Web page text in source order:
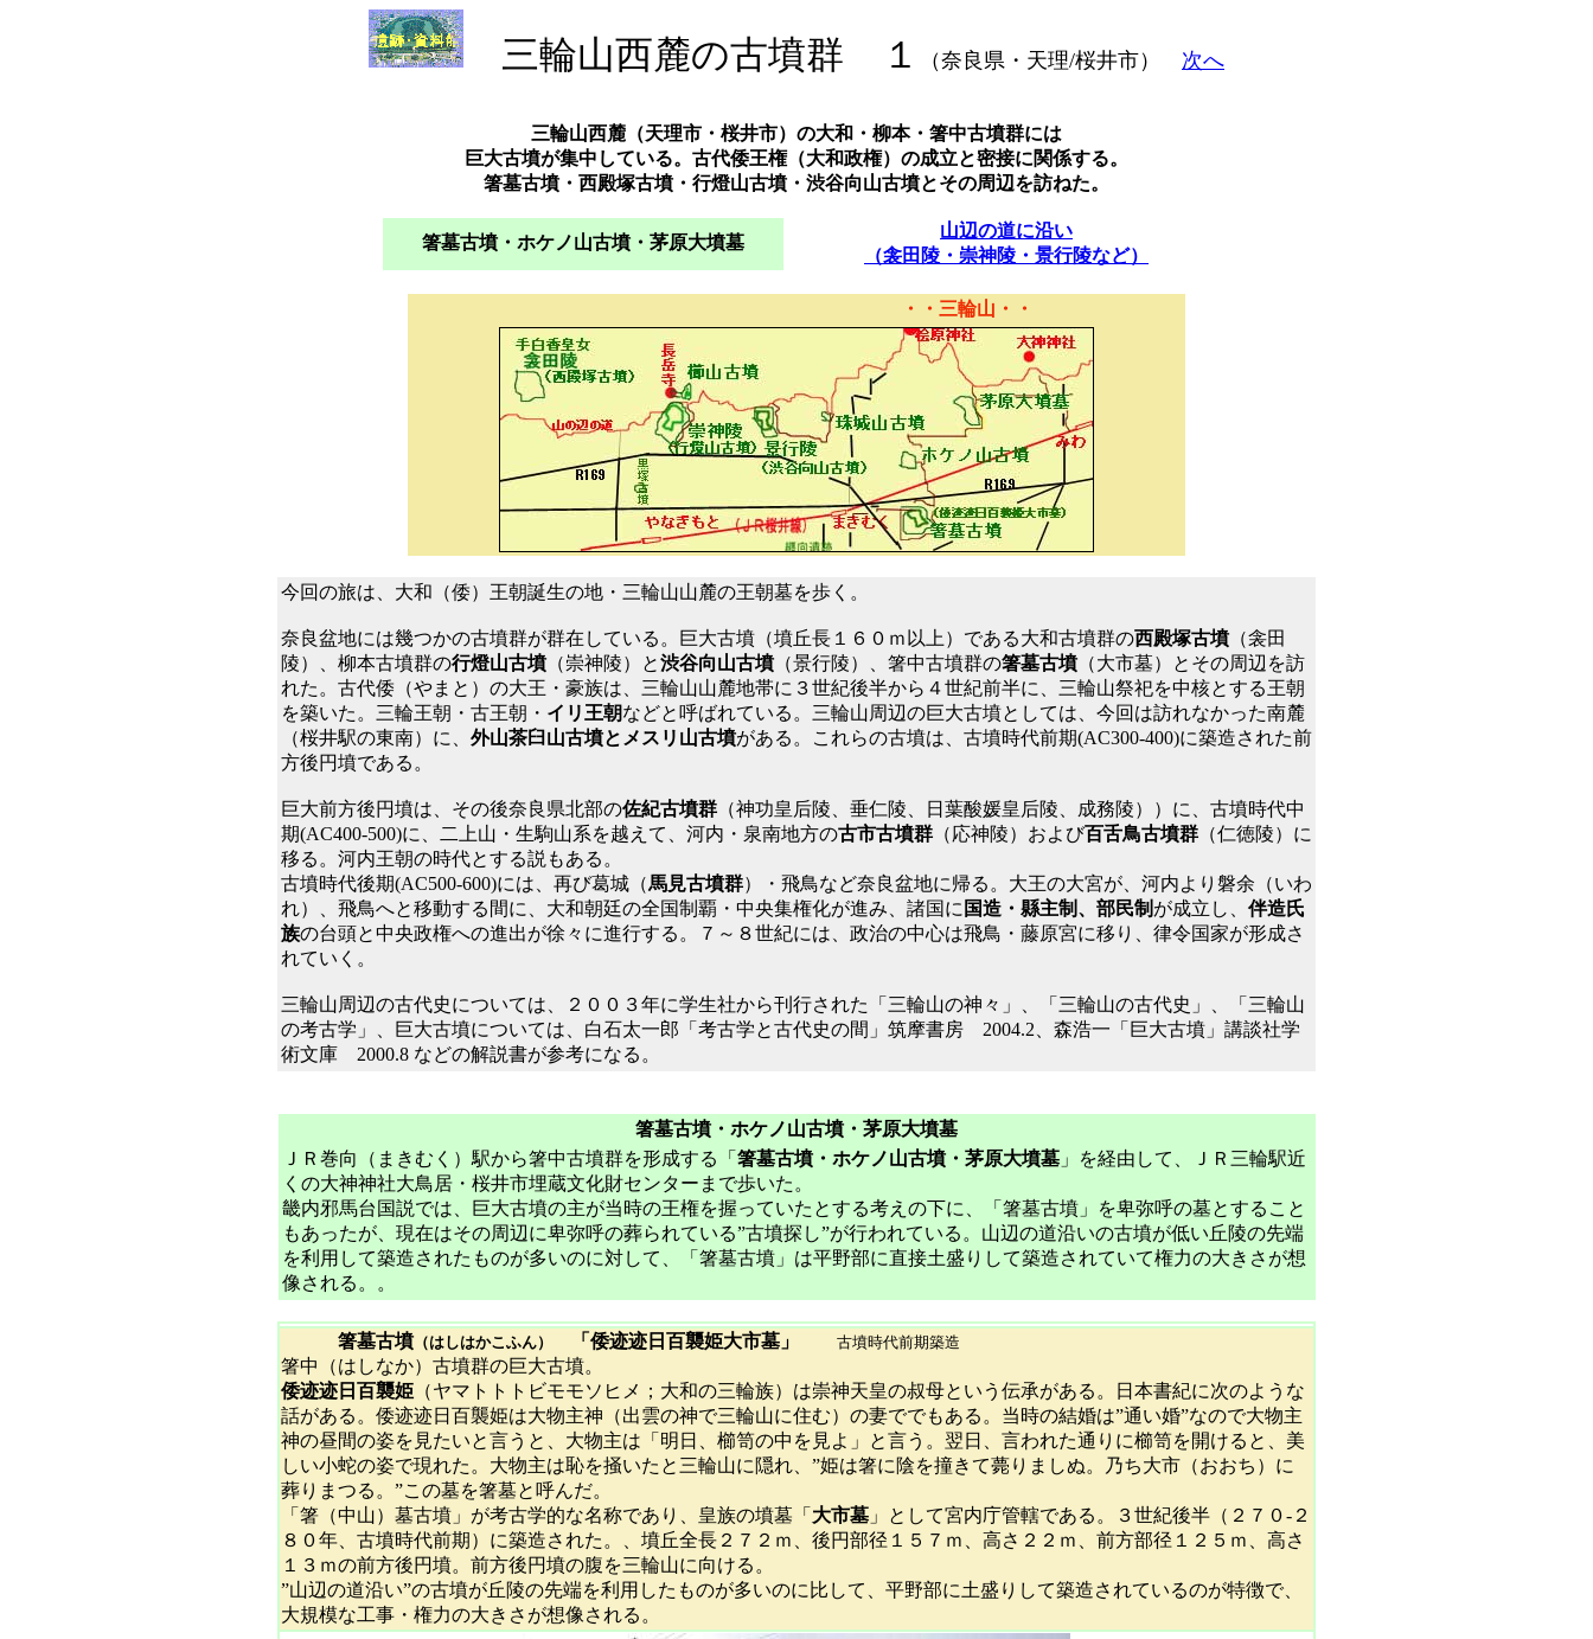
三輪山西麓の古墳群 １ （奈良県・天理/桜井市） 次へ
三輪山西麓（天理市・桜井市）の大和・柳本・箸中古墳群には
巨大古墳が集中している。古代倭王権（大和政権）の成立と密接に関係する。
箸墓古墳・西殿塚古墳・行燈山古墳・渋谷向山古墳とその周辺を訪ねた。
箸墓古墳・ホケノ山古墳・茅原大墳墓
山辺の道に沿い
（衾田陵・崇神陵・景行陵など）
・・三輪山・・
今回の旅は、大和（倭）王朝誕生の地・三輪山山麓の王朝墓を歩く。
奈良盆地には幾つかの古墳群が群在している。巨大古墳（墳丘長１６０ｍ以上）である大和古墳群の西殿塚古墳（衾田
陵）、柳本古墳群の行燈山古墳（崇神陵）と渋谷向山古墳（景行陵）、 箸中古墳群の箸墓古墳（大市墓）とその周辺を訪
れた。 古代倭（やまと）の大王・豪族は、三輪山山麓地帯に３世紀後半から４世紀前半に、三輪山祭祀を中核とする王朝
を築いた。三輪王朝・古王朝・ イリ王朝などと呼ばれている。 三輪山周辺の巨大古墳としては、今回は訪れなかった南麓
（桜井駅の東南）に、 外山茶臼山古墳とメスリ山古墳がある。これらの古墳は、古墳時代前期(AC300-400)に築造された前
方後円墳である。
巨大前方後円墳は、その後奈良県北部の佐紀古墳群 （神功皇后陵、垂仁陵、日葉酸媛皇后陵、成務陵））に、古墳時代中
期(AC400-500)に、二上山・生駒山系を越えて、河内・泉南地方の古市古墳群 （応神陵）および百舌鳥古墳群 （仁徳陵）に
移る。河内王朝の時代とする説もある。
古墳時代後期(AC500-600)には、再び葛城（馬見古墳群）・飛鳥など奈良盆地に帰る。大王の大宮が、河内より磐余（いわ
れ）、飛鳥へと移動する間に、大和朝廷の全国制覇・中央集権化が進み、諸国に 国造・縣主制、部民制 が成立し、 伴造氏
族の台頭と中央政権への進出が徐々に進行する。７～８世紀には、政治の中心は飛鳥・藤原宮に移り、律令国家が形成さ
れていく。
三輪山周辺の古代史については、２００３年に学生社から刊行された「三輪山の神々」、「三輪山の古代史」、「三輪山
の考古学」、巨大古墳については、白石太一郎「考古学と古代史の間」筑摩書房 2004.2、森浩一「巨大古墳」講談社学
術文庫 2000.8 などの解説書が参考になる。
箸墓古墳・ホケノ山古墳・茅原大墳墓
ＪＲ巻向（まきむく）駅から箸中古墳群を形成する「 箸墓古墳・ホケノ山古墳・茅原大墳墓」を経由して、ＪＲ三輪駅近
くの大神神社大鳥居・桜井市埋蔵文化財センターまで歩いた。
畿内邪馬台国説では、巨大古墳の主が当時の王権を握っていたとする考えの下に、「箸墓古墳」を卑弥呼の墓とすること
もあったが、現在はその周辺に卑弥呼の葬られている”古墳探し”が行われている。山辺の道沿いの古墳が低い丘陵の先端
を利用して築造されたものが多いのに対して、「箸墓古墳」は平野部に直接土盛りして築造されていて権力の大きさが想
像される。。
箸墓古墳（はしはかこふん） 「倭迹迹日百襲姫大市墓」 古墳時代前期築造
箸中（はしなか）古墳群の巨大古墳。
倭迹迹日百襲姫 （ヤマトトトビモモソヒメ；大和の三輪族）は崇神天皇の叔母という伝承がある。日本書紀に次のような
話がある。倭迹迹日百襲姫は大物主神（出雲の神で三輪山に住む）の妻ででもある。当時の結婚は”通い婚”なので大物主
神の昼間の姿を見たいと言うと、大物主は「明日、櫛笥の中を見よ」と言う。翌日、言われた通りに櫛笥を開けると、美
しい小蛇の姿で現れた。大物主は恥を掻いたと三輪山に隠れ、”姫は箸に陰を撞きて薨りましぬ。乃ち大市（おおち）に
葬りまつる。”この墓を箸墓と呼んだ。
「箸（中山）墓古墳」が考古学的な名称であり、皇族の墳墓「 大市墓 」として宮内庁管轄である。３世紀後半（２７０-２
８０年、古墳時代前期）に築造された。、墳丘全長２７２ｍ、後円部径１５７ｍ、高さ２２ｍ、前方部径１２５ｍ、高さ
１３ｍの前方後円墳。前方後円墳の腹を三輪山に向ける。
”山辺の道沿い”の古墳が丘陵の先端を利用したものが多いのに比して、平野部に土盛りして築造されているのが特徴で、
大規模な工事・権力の大きさが想像される。